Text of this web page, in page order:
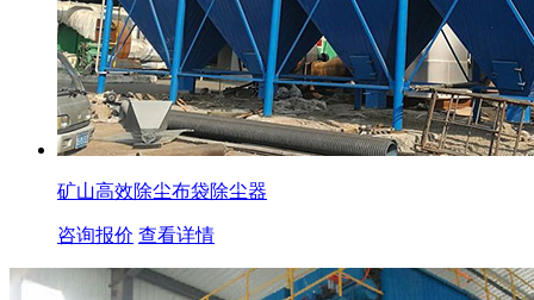
矿山高效除尘布袋除尘器
咨询报价 查看详情